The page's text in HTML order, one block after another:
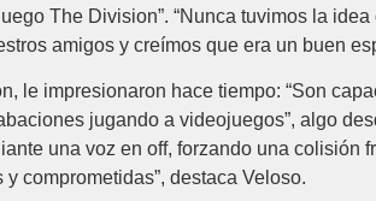
The Division”. “Nunca tuvimos la
amigos y creímos que era un buen
le impresionaron hace tiempo: “Son
jugando a videojuegos”, algo
una voz en off, forzando una
comprometidas”, destaca Veloso.